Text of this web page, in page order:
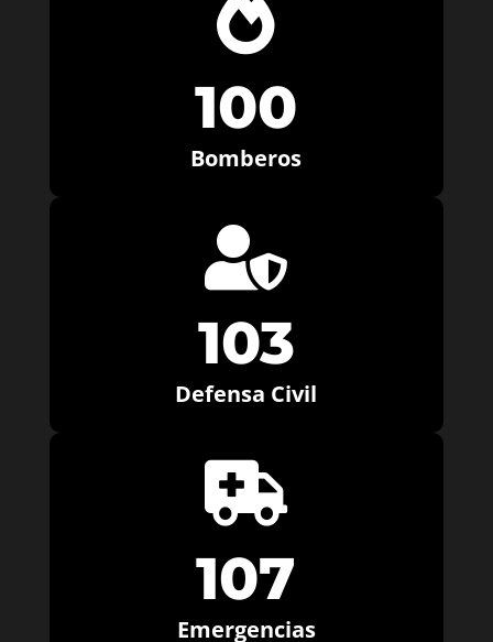

100
Bomberos

103
Defensa Civil

107
Emergencias